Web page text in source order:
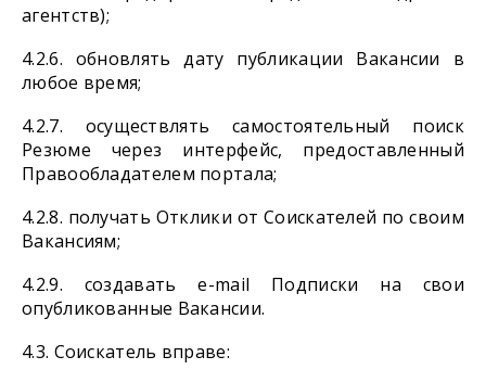
агентств);
4.2.6. обновлять дату публикации Вакансии в
любое время;
4.2.7. осуществлять самостоятельный поиск
Резюме через интерфейс, предоставленный
Правообладателем портала;
4.2.8. получать Отклики от Соискателей по своим
Вакансиям;
4.2.9. создавать e-mail Подписки на свои
опубликованные Вакансии.
4.3. Соискатель вправе: